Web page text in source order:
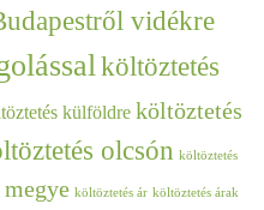
vidékre
költöztetés
külföldre költöztetés
olcsón költöztetés
költöztetés ár költöztetés árak